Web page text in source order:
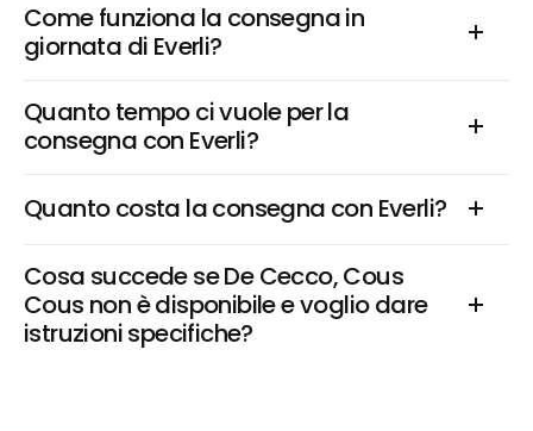
Come funziona la consegna in
giornata di Everli?
Quanto tempo ci vuole per la
consegna con Everli?
Quanto costa la consegna con Everli?
Cosa succede se De Cecco, Cous
Cous non è disponibile e voglio dare
istruzioni specifiche?